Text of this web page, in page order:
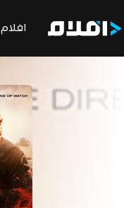
افلام